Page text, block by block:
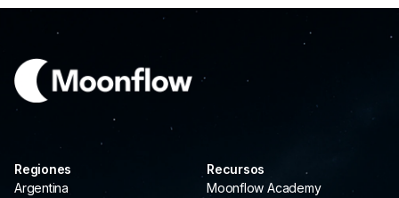
Regiones
Argentina
Recursos
Moonflow Academy